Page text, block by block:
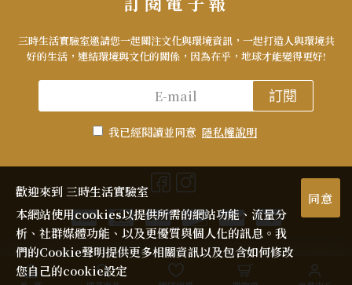
三時生活實驗室邀請您一起關注文化與環境資訊，一起打造人與環境共
好的生活，連結環境與文化的關係，因為在乎，地球才能變得更好!
訂閱
我已經閱讀並同意 隱私權說明
同意
歡迎來到 三時生活實驗室
本網站使用cookies以提供所需的網站功能、流量分
析、社群媒體功能、以及更優質與個人化的訊息。我
們的Cookie聲明提供更多相關資訊以及包含如何修改
您自己的cookie設定